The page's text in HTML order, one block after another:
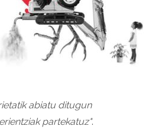
abiatu ditugun
partekatuz".